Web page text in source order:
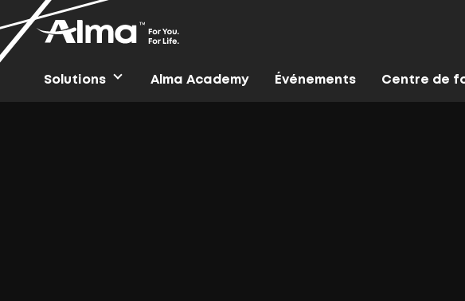
Solutions Alma Academy Événements Centre de